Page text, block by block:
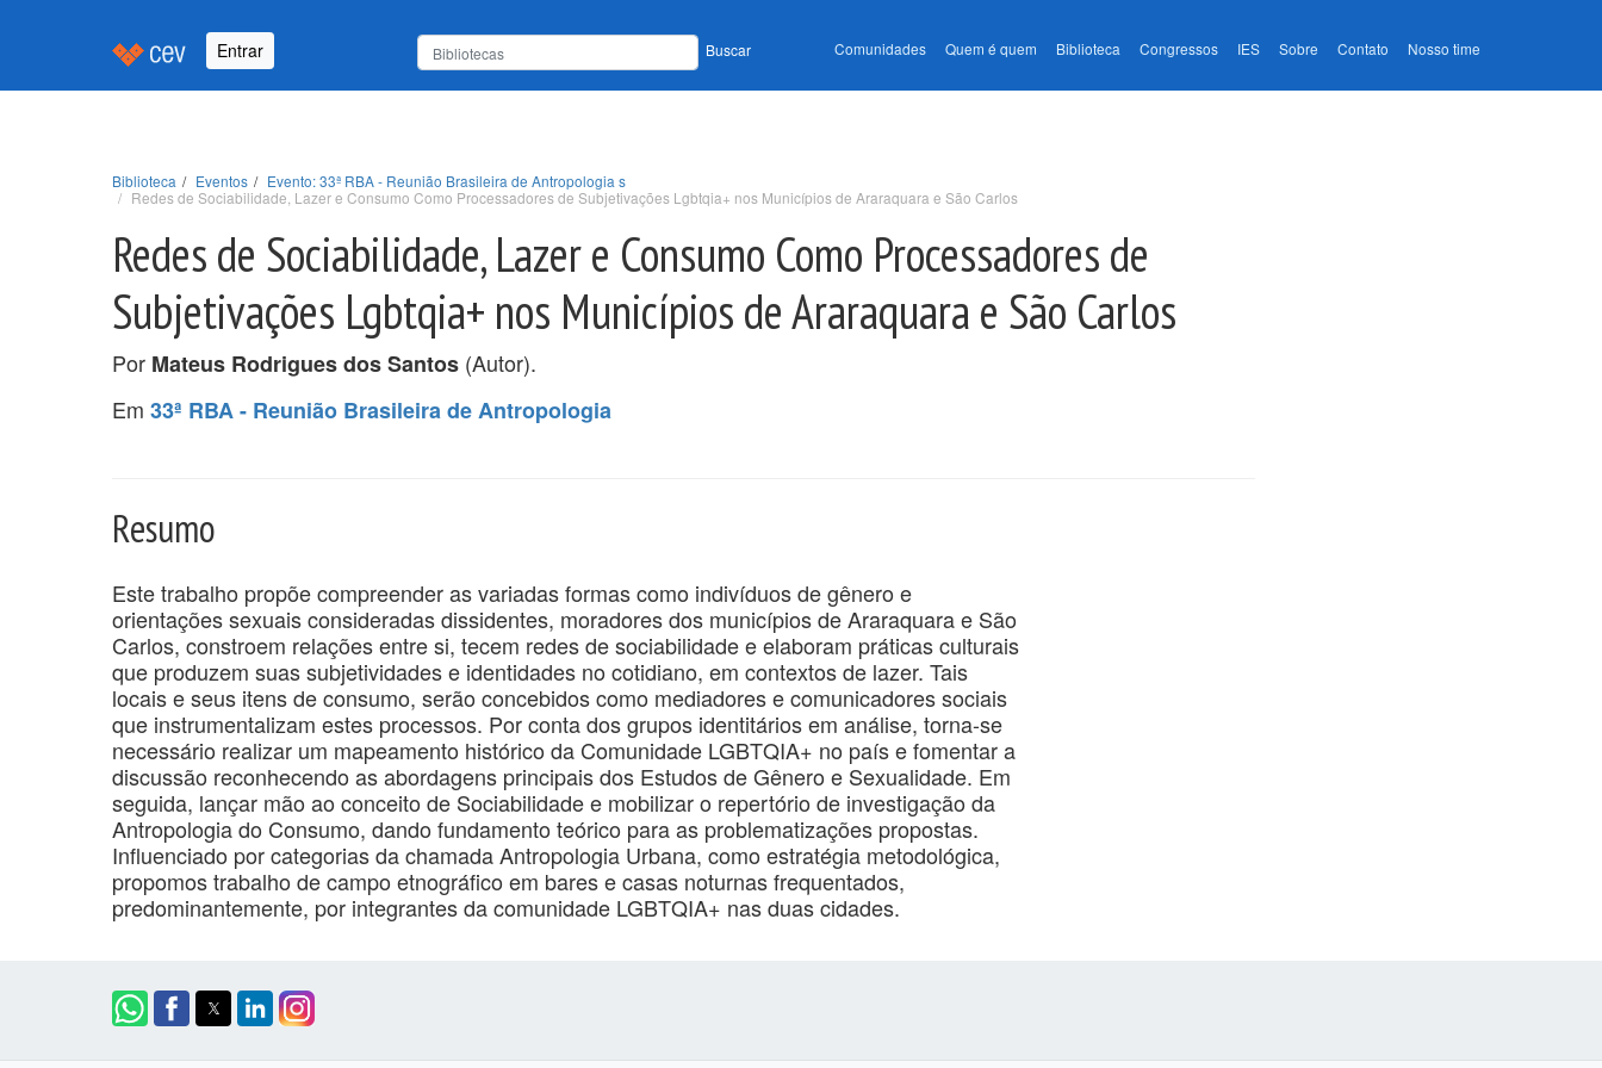
Entrar Buscar Comunidades Quem é quem Biblioteca Congressos IES Sobre Contato Nosso time
Biblioteca Eventos
Evento: 33ª RBA - Reunião Brasileira de Antropologia s
Redes de Sociabilidade, Lazer e Consumo Como Processadores de Subjetivações Lgbtqia+ nos Municípios de Araraquara e São Carlos
Redes de Sociabilidade, Lazer e Consumo Como Processadores de
Subjetivações Lgbtqia+ nos Municípios de Araraquara e São Carlos
Por Mateus Rodrigues dos Santos (Autor).
Em 33ª RBA - Reunião Brasileira de Antropologia
Resumo
Este trabalho propõe compreender as variadas formas como indivíduos de gênero e
orientações sexuais consideradas dissidentes, moradores dos municípios de Araraquara e São
Carlos, constroem relações entre si, tecem redes de sociabilidade e elaboram práticas culturais
que produzem suas subjetividades e identidades no cotidiano, em contextos de lazer. Tais
locais e seus itens de consumo, serão concebidos como mediadores e comunicadores sociais
que instrumentalizam estes processos. Por conta dos grupos identitários em análise, torna-se
necessário realizar um mapeamento histórico da Comunidade LGBTQIA+ no país e fomentar a
discussão reconhecendo as abordagens principais dos Estudos de Gênero e Sexualidade. Em
seguida, lançar mão ao conceito de Sociabilidade e mobilizar o repertório de investigação da
Antropologia do Consumo, dando fundamento teórico para as problematizações propostas.
Influenciado por categorias da chamada Antropologia Urbana, como estratégia metodológica,
propomos trabalho de campo etnográfico em bares e casas noturnas frequentados,
predominantemente, por integrantes da comunidade LGBTQIA+ nas duas cidades.